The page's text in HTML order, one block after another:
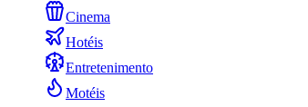
Cinema
Hotéis
Entretenimento
Motéis